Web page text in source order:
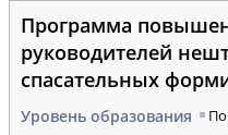
Программа
руководителей
спасательных
Уровень образования